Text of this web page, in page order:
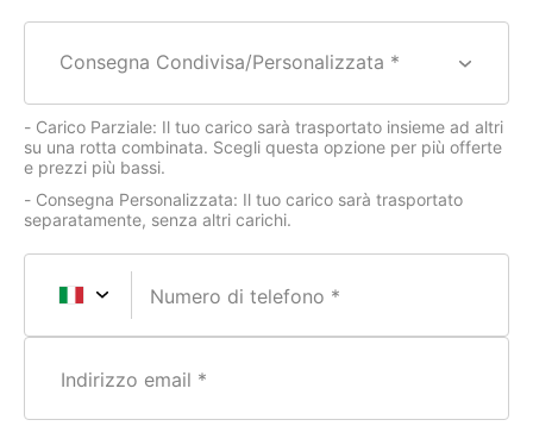
Consegna Condivisa/Personalizzata *
- Carico Parziale: Il tuo carico sarà trasportato insieme ad altri
su una rotta combinata. Scegli questa opzione per più offerte
e prezzi più bassi.
- Consegna Personalizzata: Il tuo carico sarà trasportato
separatamente, senza altri carichi.
Numero di telefono
Indirizzo email